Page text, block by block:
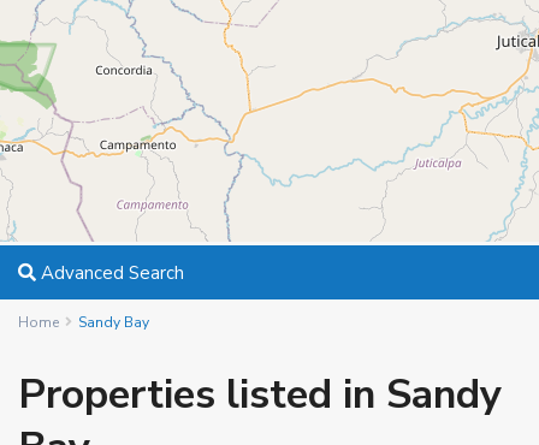
Advanced Search
Home Sandy Bay
Properties listed in Sandy